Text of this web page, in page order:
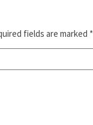
fields are marked *